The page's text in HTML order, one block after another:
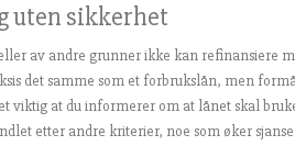
uten sikkerhet
av andre grunner ikke kan refinansiere
det samme som et forbrukslån, men
viktig at du informerer om at lånet skal
etter andre kriterier, noe som øker